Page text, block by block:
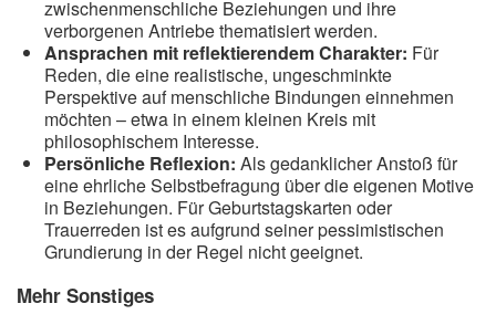
zwischenmenschliche Beziehungen und ihre
verborgenen Antriebe thematisiert werden.
Ansprachen mit reflektierendem Charakter: Für
Reden, die eine realistische, ungeschminkte
Perspektive auf menschliche Bindungen einnehmen
möchten – etwa in einem kleinen Kreis mit
philosophischem Interesse.
Persönliche Reflexion: Als gedanklicher Anstoß für
eine ehrliche Selbstbefragung über die eigenen Motive
in Beziehungen. Für Geburtstagskarten oder
Trauerreden ist es aufgrund seiner pessimistischen
Grundierung in der Regel nicht geeignet.
Mehr Sonstiges